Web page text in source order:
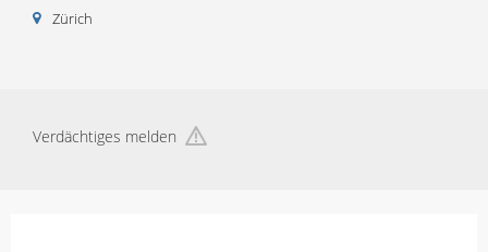
Zürich
Verdächtiges melden